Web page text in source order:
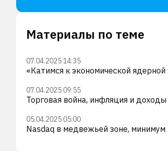
Материалы по теме
07.04.2025 14:35
«Катимся к экономической
07.04.2025 09:55
Торговая война, инфляция и
05.04.2025 05:00
Nasdaq в медвежьей зоне,